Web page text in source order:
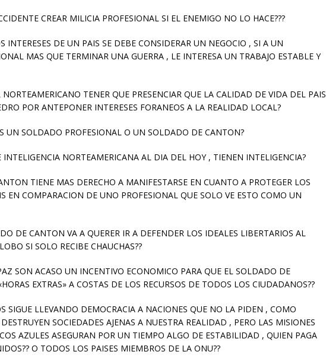
CREAR MILICIA PROFESIONAL SI EL ENEMIGO NO LO HACE???
INTERESES DE UN PAIS SE DEBE CONSIDERAR UN NEGOCIO , SI A UN
MAS QUE TERMINAR UNA GUERRA , LE INTERESA UN TRABAJO ESTABLE Y
NORTEAMERICANO TENER QUE PRESENCIAR QUE LA CALIDAD DE VIDA DEL PAIS
POR ANTEPONER INTERESES FORANEOS A LA REALIDAD LOCAL?
UN SOLDADO PROFESIONAL O UN SOLDADO DE CANTON?
INTELIGENCIA NORTEAMERICANA AL DIA DEL HOY , TIENEN INTELIGENCIA?
TIENE MAS DERECHO A MANIFESTARSE EN CUANTO A PROTEGER LOS
EN COMPARACION DE UNO PROFESIONAL QUE SOLO VE ESTO COMO UN
DE CANTON VA A QUERER IR A DEFENDER LOS IDEALES LIBERTARIOS AL
SI SOLO RECIBE CHAUCHAS??
SON ACASO UN INCENTIVO ECONOMICO PARA QUE EL SOLDADO DE
EXTRAS» A COSTAS DE LOS RECURSOS DE TODOS LOS CIUDADANOS??
SIGUE LLEVANDO DEMOCRACIA A NACIONES QUE NO LA PIDEN , COMO
SOCIEDADES AJENAS A NUESTRA REALIDAD , PERO LAS MISIONES
AZULES ASEGURAN POR UN TIEMPO ALGO DE ESTABILIDAD , QUIEN PAGA
O TODOS LOS PAISES MIEMBROS DE LA ONU??